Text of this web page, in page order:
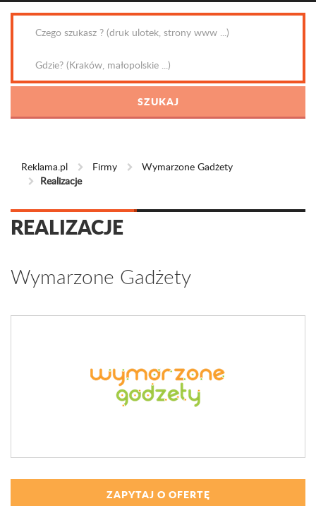
Reklama.pl Firmy
Wymarzone Gadżety
Realizacje
REALIZACJE
Wymarzone Gadżety
ZAPYTAJ O OFERTĘ